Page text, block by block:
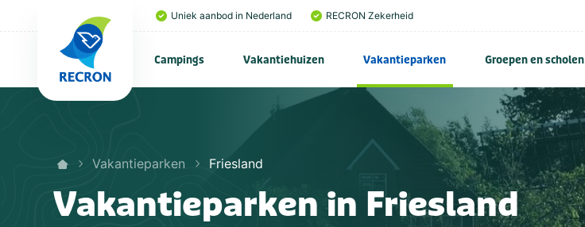
Uniek aanbod in Nederland RECRON Zekerheid
Campings Vakantiehuizen Vakantieparken Groepen en scholen
Vakantieparken Friesland
Vakantieparken in Friesland